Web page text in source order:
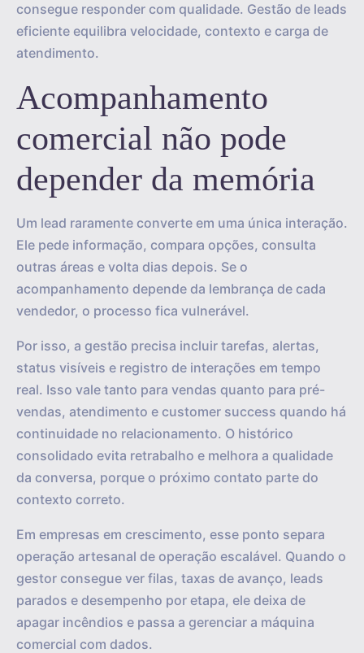
consegue responder com qualidade. Gestão de leads
eficiente equilibra velocidade, contexto e carga de
atendimento.
Acompanhamento
comercial não pode
depender da memória
Um lead raramente converte em uma única interação.
Ele pede informação, compara opções, consulta
outras áreas e volta dias depois. Se o
acompanhamento depende da lembrança de cada
vendedor, o processo fica vulnerável.
Por isso, a gestão precisa incluir tarefas, alertas,
status visíveis e registro de interações em tempo
real. Isso vale tanto para vendas quanto para pré-
vendas, atendimento e customer success quando há
continuidade no relacionamento. O histórico
consolidado evita retrabalho e melhora a qualidade
da conversa, porque o próximo contato parte do
contexto correto.
Em empresas em crescimento, esse ponto separa
operação artesanal de operação escalável. Quando o
gestor consegue ver filas, taxas de avanço, leads
parados e desempenho por etapa, ele deixa de
apagar incêndios e passa a gerenciar a máquina
comercial com dados.